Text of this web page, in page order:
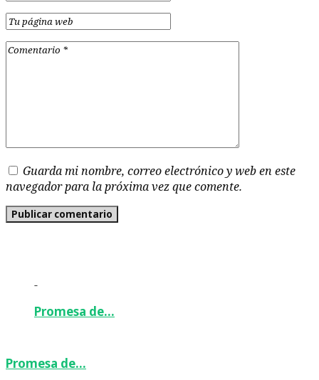
Guarda mi nombre, correo electrónico y web en este
navegador para la próxima vez que comente.
-
Promesa de…
Promesa de…